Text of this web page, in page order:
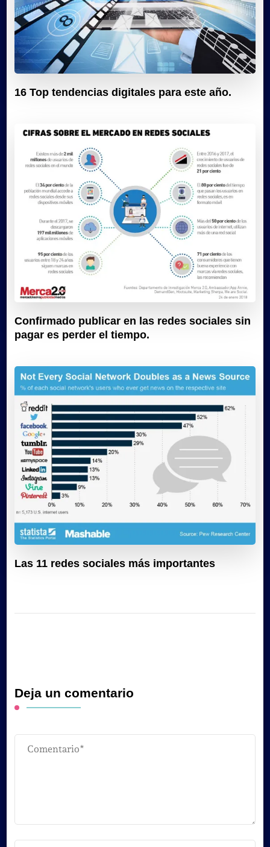
16 Top tendencias digitales para este año.
Confirmado publicar en las redes sociales sin
pagar es perder el tiempo.
Las 11 redes sociales más importantes
Deja un comentario